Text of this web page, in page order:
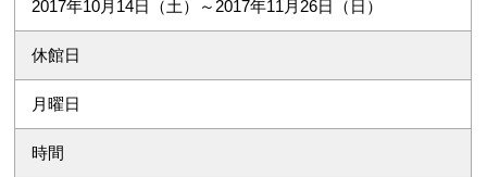
2017年10月14日（土）～2017年11月26日（日）
休館日
月曜日
時間